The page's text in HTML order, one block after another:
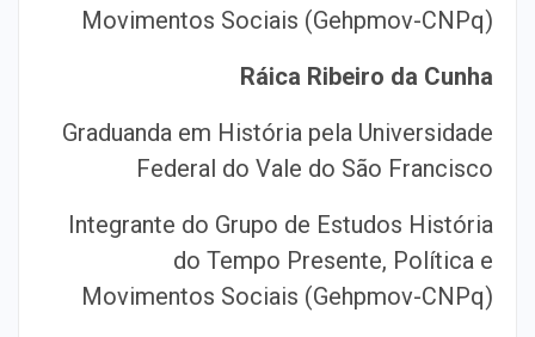
Movimentos Sociais (Gehpmov-CNPq)
Ráica Ribeiro da Cunha
Graduanda em História pela Universidade
Federal do Vale do São Francisco
Integrante do Grupo de Estudos História
do Tempo Presente, Política e
Movimentos Sociais (Gehpmov-CNPq)